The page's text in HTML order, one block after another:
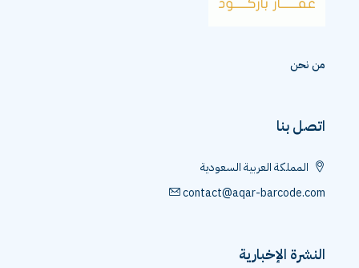
من نحن
اتصل بنا
المملكة العربية السعودية
contact@aqar-barcode.com
النشرة الإخبارية